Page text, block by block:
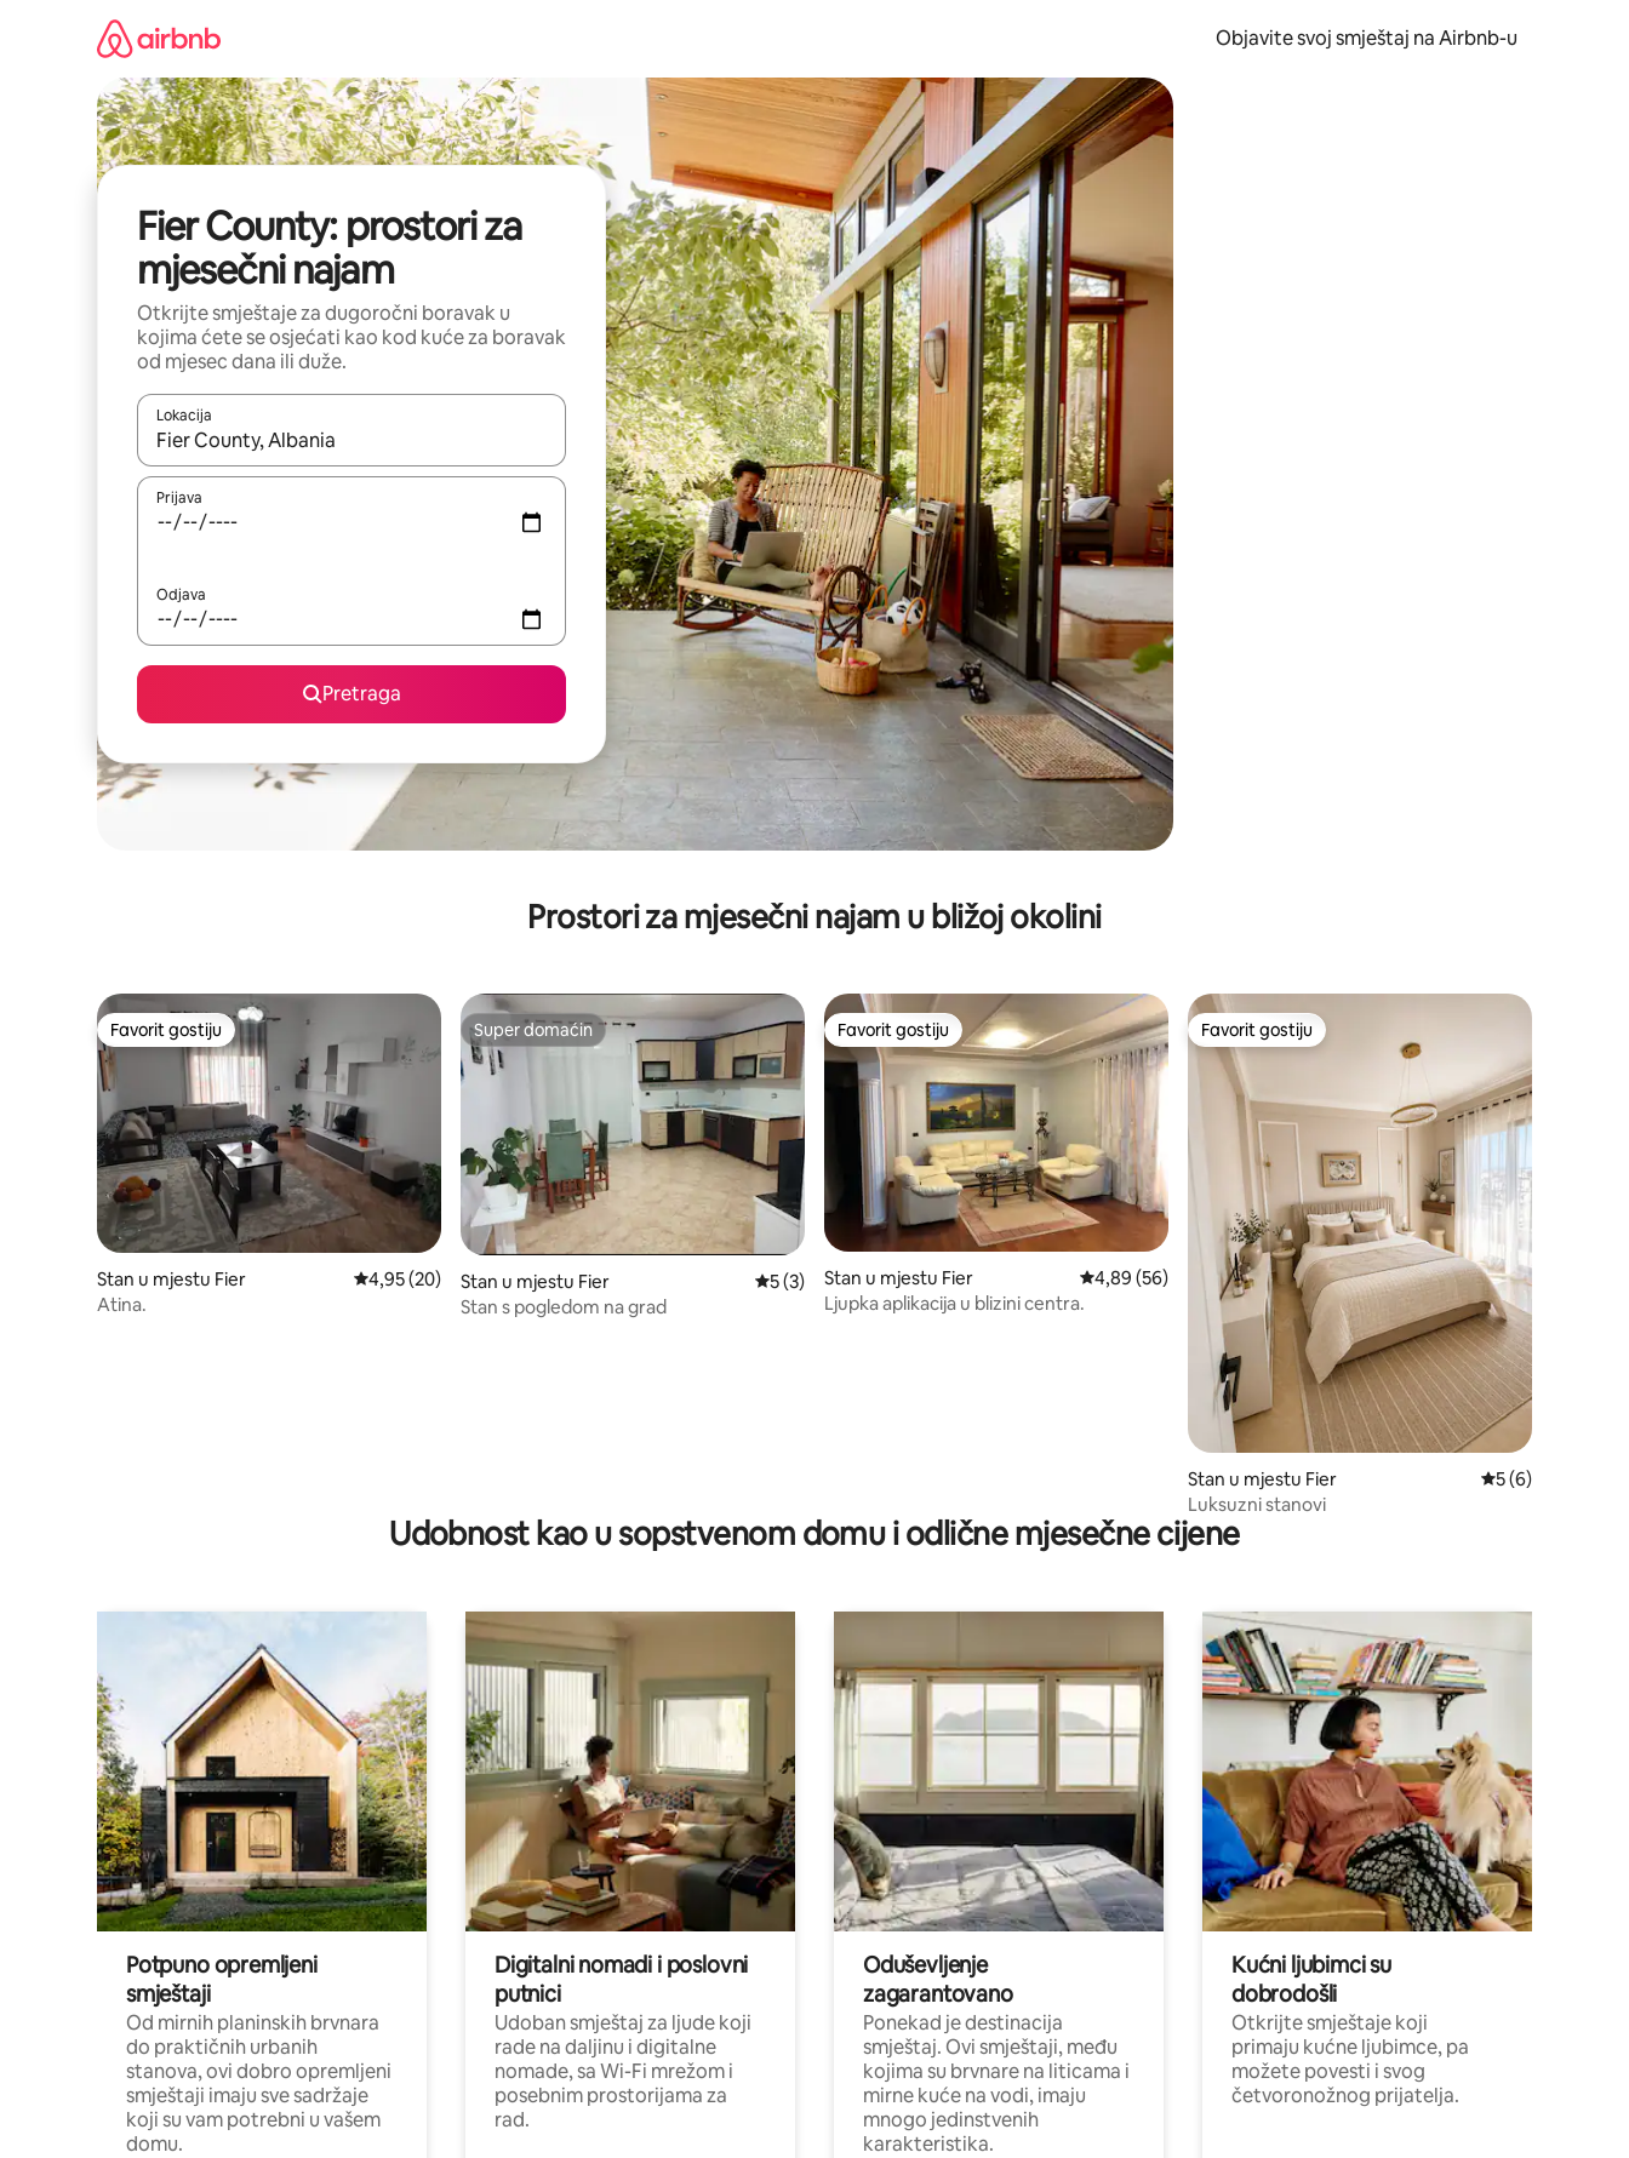
Objavite svoj smještaj na Airbnb-u
Fier County: prostori za
mjesečni najam
Otkrijte smještaje za dugoročni boravak u
kojima ćete se osjećati kao kod kuće za boravak
od mjesec dana ili duže.
Lokacija
Kad su rezultati dostupni, možete da se krećete kroz njih pomoću strelica nagore i nadolje, kao i da ih istražujte dodirom ili prevlačenjem.
Prijava
Odjava
Pretraga
Prostori za mjesečni najam u bližoj okolini
Favorit gostiju
Favorit gostiju
Stan u mjestu Fier prosječna ocjena 4,95 od 5, recenzija: 20
4,95 (20)
Atina.
Super domaćin
Super domaćin
Stan u mjestu Fier prosječna ocjena 5 od 5, recenzija: 3
5 (3)
Stan s pogledom na grad
Favorit gostiju
Favorit gostiju
Stan u mjestu Fier prosječna ocjena 4,89 od 5, recenzija: 56
4,89 (56)
Ljupka aplikacija u blizini centra.
Favorit gostiju
Favorit gostiju
Stan u mjestu Fier prosječna ocjena
5 (6)
Luksuzni stanovi
Udobnost kao u sopstvenom domu i odlične mjesečne cijene
Potpuno opremljeni
smještaji
Od mirnih planinskih brvnara
do praktičnih urbanih
stanova, ovi dobro opremljeni
smještaji imaju sve sadržaje
koji su vam potrebni u vašem
domu.
Digitalni nomadi i poslovni
putnici
Udoban smještaj za ljude koji
rade na daljinu i digitalne
nomade, sa Wi-Fi mrežom i
posebnim prostorijama za
rad.
Oduševljenje
zagarantovano
Ponekad je destinacija
smještaj. Ovi smještaji, među
kojima su brvnare na liticama i
mirne kuće na vodi, imaju
mnogo jedinstvenih
karakteristika.
Kućni ljubimci su
dobrodošli
Otkrijte smještaje koji
primaju kućne ljubimce, pa
možete povesti i svog
četvoronožnog prijatelja.